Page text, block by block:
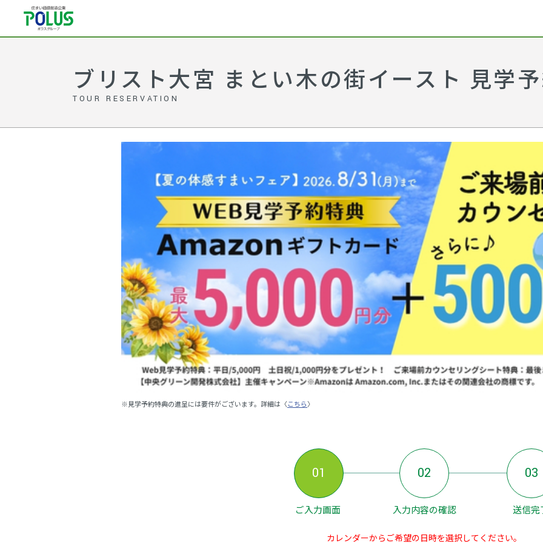
ブリスト大宮 まとい木の街イースト 見学
TOUR RESERVATION
※見学予約特典の進呈には要件がございます。詳細は〈こちら〉
01
ご入力画面
02
入力内容の確認
03
送信完
カレンダーからご希望の日時を選択してください。